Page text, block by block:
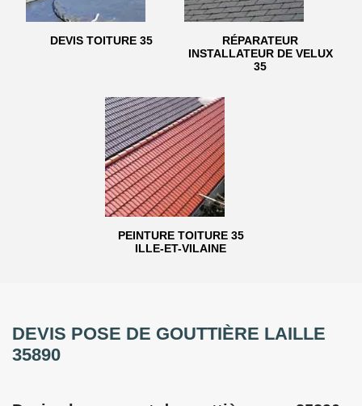
DEVIS TOITURE 35
RÉPARATEUR
INSTALLATEUR DE VELUX
35
PEINTURE TOITURE 35
ILLE-ET-VILAINE
DEVIS POSE DE GOUTTIÈRE LAILLE
35890